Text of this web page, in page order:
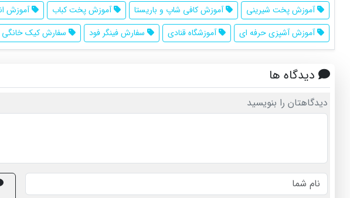
آموزش پخت شیرینی
آموزش کافی شاپ و باریستا آموزش پخت کباب
آموزش
آموزش آشپزی حرفه ای
آموزشگاه قنادی سفارش فینگر فود سفارش کیک خانگی
دیدگاه ها
دیدگاهتان را بنویسید